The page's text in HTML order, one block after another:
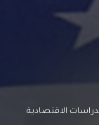
الاقتصادية